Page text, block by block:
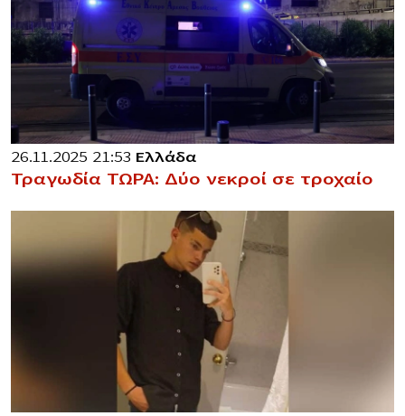
26.11.2025 21:53 Ελλάδα
Τραγωδία ΤΩΡΑ: Δύο νεκροί σε τροχαίο